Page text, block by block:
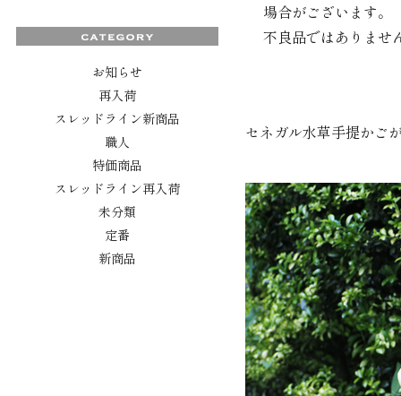
お知らせ
再入荷
スレッドライン新商品
職人
特価商品
スレッドライン再入荷
未分類
定番
新商品
場合がございます。
不良品ではありませ
セネガル水草手提かご